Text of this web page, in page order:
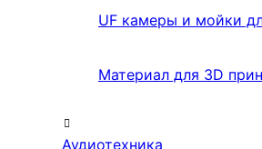
UF камеры и мойки
Материал для 3D
Аудиотехника